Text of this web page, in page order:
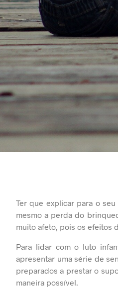
Ter que explicar para o
mesmo a perda do
muito afeto, pois os efeitos
Para lidar com o luto
apresentar uma série de
preparados a prestar o
maneira possível.